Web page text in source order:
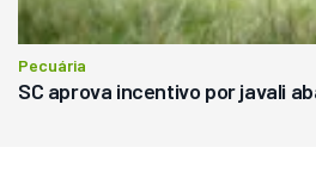
Pecuária
SC aprova incentivo por javali